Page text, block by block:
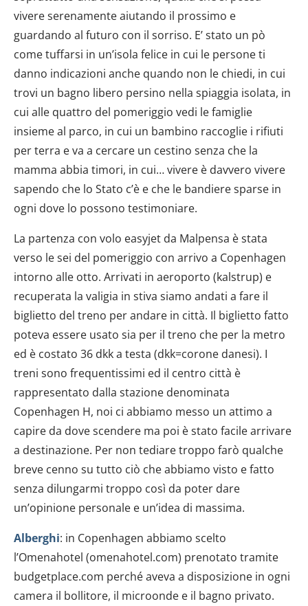
vivere serenamente aiutando il prossimo e
guardando al futuro con il sorriso. E’ stato un pò
come tuffarsi in un’isola felice in cui le persone ti
danno indicazioni anche quando non le chiedi, in cui
trovi un bagno libero persino nella spiaggia isolata, in
cui alle quattro del pomeriggio vedi le famiglie
insieme al parco, in cui un bambino raccoglie i rifiuti
per terra e va a cercare un cestino senza che la
mamma abbia timori, in cui… vivere è davvero vivere
sapendo che lo Stato c’è e che le bandiere sparse in
ogni dove lo possono testimoniare.
La partenza con volo easyjet da Malpensa è stata
verso le sei del pomeriggio con arrivo a Copenhagen
intorno alle otto. Arrivati in aeroporto (kalstrup) e
recuperata la valigia in stiva siamo andati a fare il
biglietto del treno per andare in città. Il biglietto fatto
poteva essere usato sia per il treno che per la metro
ed è costato 36 dkk a testa (dkk=corone danesi). I
treni sono frequentissimi ed il centro città è
rappresentato dalla stazione denominata
Copenhagen H, noi ci abbiamo messo un attimo a
capire da dove scendere ma poi è stato facile arrivare
a destinazione. Per non tediare troppo farò qualche
breve cenno su tutto ciò che abbiamo visto e fatto
senza dilungarmi troppo così da poter dare
un’opinione personale e un’idea di massima.
Alberghi: in Copenhagen abbiamo scelto
l’Omenahotel (omenahotel.com) prenotato tramite
budgetplace.com perché aveva a disposizione in ogni
camera il bollitore, il microonde e il bagno privato.